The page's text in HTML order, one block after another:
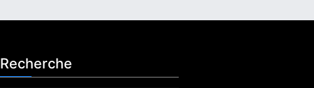
Recherche